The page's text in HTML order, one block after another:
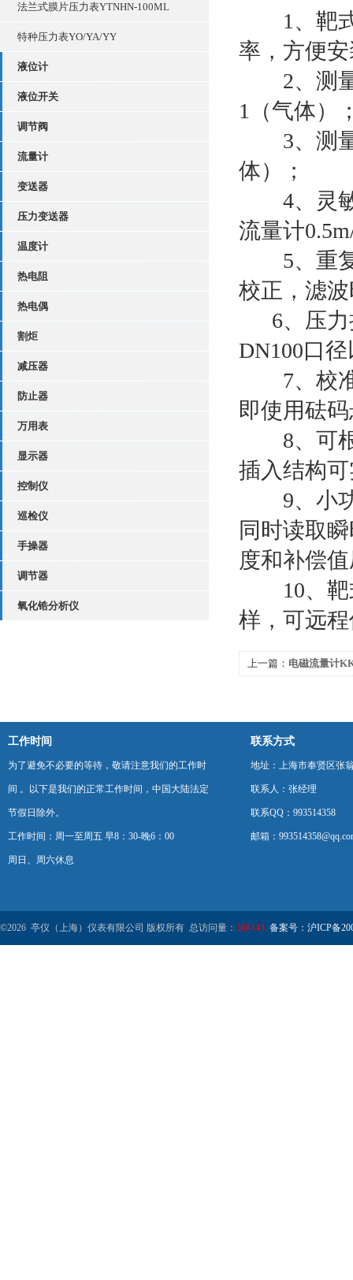
法兰式膜片压力表YTNHN-100ML
特种压力表YO/YA/YY
液位计
液位开关
调节阀
流量计
变送器
压力变送器
温度计
热电阻
热电偶
割炬
减压器
防止器
万用表
显示器
控制仪
巡检仪
手操器
调节器
氧化锆分析仪
1、靶式
率，方便
2、测量
1（气体）
3、测量
体）；
4、灵敏
流量计
5、重复
校正，滤
6、压力
DN100口
7、校准
即使用砝
8、可根
插入结构
9、小功
同时读取
度和补偿
10、靶式
样，可远
上一篇： 电磁流量计
工作时间
为了避免不必要的等待，敬请注意我们的工作时
间 。以下是我们的正常工作时间，中国大陆法定
节假日除外。
工作时间：周一至周五 早8：30-晚6：00
周日、周六休息
联系方式
地址：上海市奉贤区张
联系人：张经理
联系QQ：993514358
邮箱：
©2026 亭仪（上海）仪表有限公司 版权所有 总访问量： 168143 备案号：沪ICP备